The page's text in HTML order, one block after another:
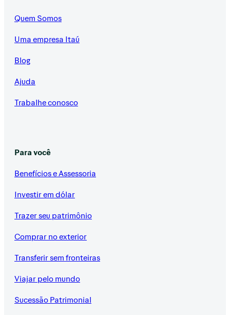
Quem Somos
Uma empresa Itaú
Blog
Ajuda
Trabalhe conosco
Para você
Benefícios e Assessoria
Investir em dólar
Trazer seu patrimônio
Comprar no exterior
Transferir sem fronteiras
Viajar pelo mundo
Sucessão Patrimonial